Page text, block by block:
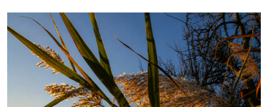
základní složky– sodík a chlór – jsou zásadní pro
správné hospodaření